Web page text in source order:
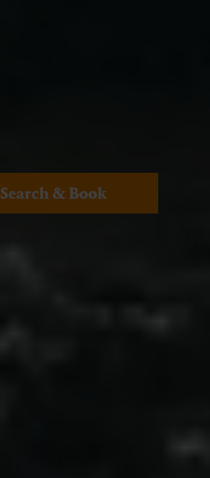
Search & Book